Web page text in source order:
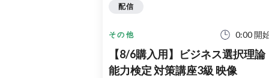
その他 0:00 開
【8/6購入用】ビジネス選択理論
能力検定 対策講座3級 映像
配信